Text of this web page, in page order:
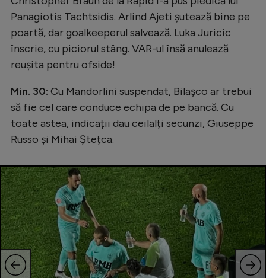
Panagiotis Tachtsidis. Arlind Ajeti şutează bine pe
poartă, dar goalkeeperul salvează. Luka Juricic
înscrie, cu piciorul stâng. VAR-ul însă anulează
reușita pentru ofside!
Min. 30: Cu Mandorlini suspendat, Bilașco ar trebui
să fie cel care conduce echipa de pe bancă. Cu
toate astea, indicații dau ceilalți secunzi, Giuseppe
Russo și Mihai Ștețca.